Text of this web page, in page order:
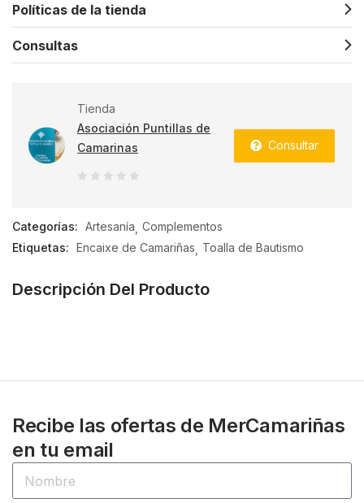
Políticas de la tienda
Consultas
Tienda
Asociación Puntillas de
Camarinas
Consultar
Categorías: Artesanía Complementos
Etiquetas: Encaixe de Camariñas Toalla de Bautismo
Descripción Del Producto
Recibe las ofertas de MerCamariñas
en tu email